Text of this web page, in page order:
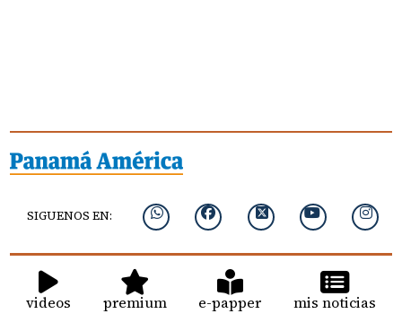
SIGUENOS EN:
videos premium e-papper mis noticias